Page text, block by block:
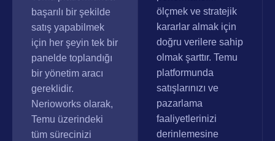
başarılı bir şekilde
satış yapabilmek
için her şeyin tek bir
panelde toplandığı
bir yönetim aracı
gereklidir.
Nerioworks olarak,
Temu üzerindeki
tüm sürecinizi
ölçmek ve stratejik
kararlar almak için
doğru verilere sahip
olmak şarttır. Temu
platformunda
satışlarınızı ve
pazarlama
faaliyetlerinizi
derinlemesine